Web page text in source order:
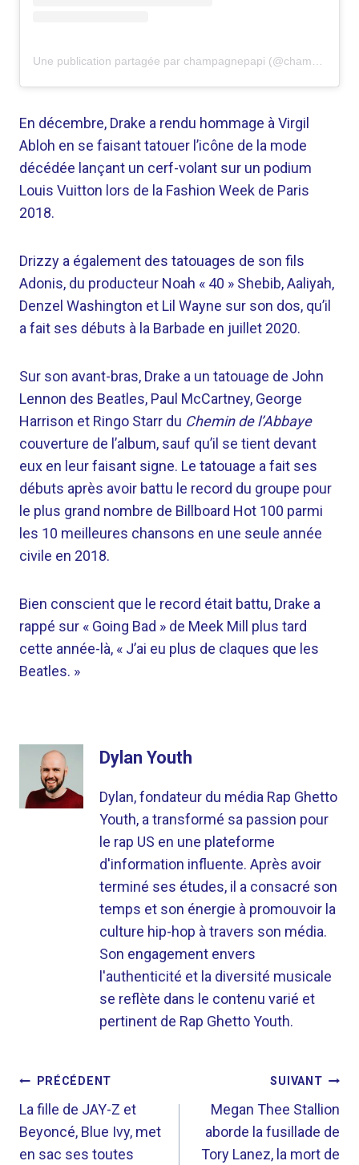
En décembre, Drake a rendu hommage à Virgil
Abloh en se faisant tatouer l’icône de la mode
décédée lançant un cerf-volant sur un podium
Louis Vuitton lors de la Fashion Week de Paris
2018.
Drizzy a également des tatouages ​​​​de son fils
Adonis, du producteur Noah « 40 » Shebib, Aaliyah,
Denzel Washington et Lil Wayne sur son dos, qu’il
a fait ses débuts à la Barbade en juillet 2020.
Sur son avant-bras, Drake a un tatouage de John
Lennon des Beatles, Paul McCartney, George
Harrison et Ringo Starr du Chemin de l’Abbaye
couverture de l’album, sauf qu’il se tient devant
eux en leur faisant signe. Le tatouage a fait ses
débuts après avoir battu le record du groupe pour
le plus grand nombre de Billboard Hot 100 parmi
les 10 meilleures chansons en une seule année
civile en 2018.
Bien conscient que le record était battu, Drake a
rappé sur « Going Bad » de Meek Mill plus tard
cette année-là, « J’ai eu plus de claques que les
Beatles. »
Dylan Youth
Dylan, fondateur du média Rap Ghetto
Youth, a transformé sa passion pour
le rap US en une plateforme
d'information influente. Après avoir
terminé ses études, il a consacré son
temps et son énergie à promouvoir la
culture hip-hop à travers son média.
Son engagement envers
l'authenticité et la diversité musicale
se reflète dans le contenu varié et
pertinent de Rap Ghetto Youth.
NAVIGATION
DE
L’ARTICLE
PRÉCÉDENT
La fille de JAY-Z et
Beyoncé, Blue Ivy, met
en sac ses toutes
SUIVANT
Megan Thee Stallion
aborde la fusillade de
Tory Lanez, la mort de